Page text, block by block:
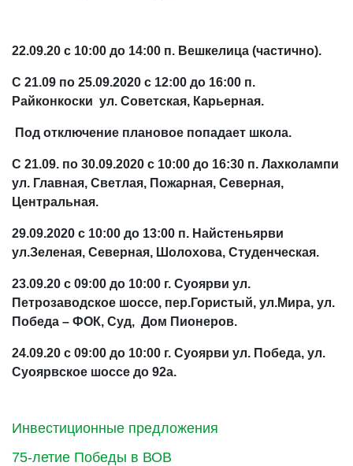
Инвестиционные предложения
75-летие Победы в ВОВ
22.09.20 с 10:00 до 14:00 п. Вешкелица (частично).
С 21.09 по 25.09.2020 с 12:00 до 16:00 п.
Райконкоски ул. Советская, Карьерная.
Под отключение плановое попадает школа.
С 21.09. по 30.09.2020 с 10:00 до 16:30 п. Лахколампи
ул. Главная, Светлая, Пожарная, Северная,
Центральная.
29.09.2020 с 10:00 до 13:00 п. Найстеньярви
ул.Зеленая, Северная, Шолохова, Студенческая.
23.09.20 с 09:00 до 10:00 г. Суоярви ул.
Петрозаводское шоссе, пер.Гористый, ул.Мира, ул.
Победа – ФОК, Суд, Дом Пионеров.
24.09.20 с 09:00 до 10:00 г. Суоярви ул. Победа, ул.
Суоярвское шоссе до 92а.